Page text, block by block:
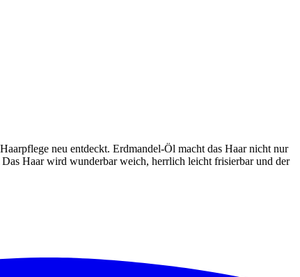
neu entdeckt. Erdmandel-Öl macht das Haar nicht nur
Haar wird wunderbar weich, herrlich leicht frisierbar und der